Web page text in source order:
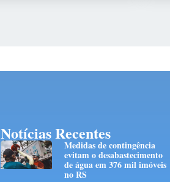
Notícias Recentes
Medidas de contingência
evitam o desabastecimento
de água em 376 mil imóveis
no RS